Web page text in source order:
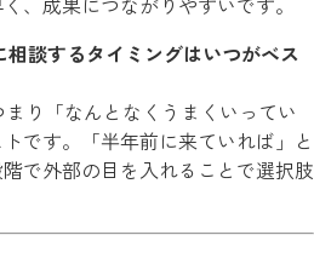
談するタイミングはいつがベス
り「なんとなくうまくいってい
です。「半年前に来ていれば」と
で外部の目を入れることで選択肢